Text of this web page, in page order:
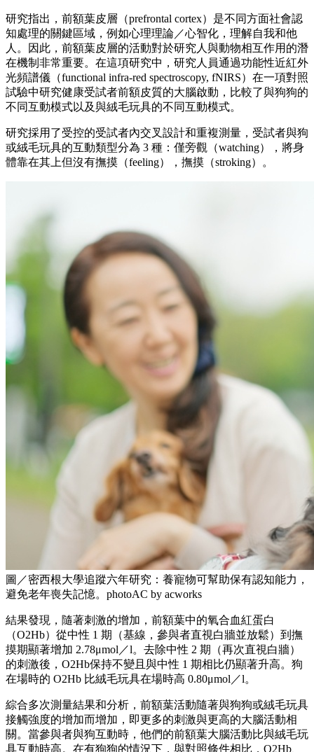
研究指出，前額葉皮層（prefrontal cortex）是不同方面社會認
知處理的關鍵區域，例如心理理論／心智化，理解自我和他
人。因此，前額葉皮層的活動對於研究人與動物相互作用的潛
在機制非常重要。在這項研究中，研究人員通過功能性近紅外
光頻譜儀（functional infra-red spectroscopy, fNIRS）在一項對照
試驗中研究健康受試者前額皮質的大腦啟動，比較了與狗狗的
不同互動模式以及與絨毛玩具的不同互動模式。
研究採用了受控的受試者內交叉設計和重複測量，受試者與狗
或絨毛玩具的互動類型分為 3 種：僅旁觀（watching），將身
體靠在其上但沒有撫摸（feeling），撫摸（stroking）。
圖／密西根大學追蹤六年研究：養寵物可幫助保有認知能力，
避免老年喪失記憶。photoAC by acworks
結果發現，隨著刺激的增加，前額葉中的氧合血紅蛋白
（O2Hb）從中性 1 期（基線，參與者直視白牆並放鬆）到撫
摸期顯著增加 2.78μmol／l。去除中性 2 期（再次直視白牆）
的刺激後，O2Hb保持不變且與中性 1 期相比仍顯著升高。狗
在場時的 O2Hb 比絨毛玩具在場時高 0.80μmol／l。
綜合多次測量結果和分析，前額葉活動隨著與狗狗或絨毛玩具
接觸強度的增加而增加，即更多的刺激與更高的大腦活動相
關。當參與者與狗互動時，他們的前額葉大腦活動比與絨毛玩
具互動時高。在有狗狗的情況下，與對照條件相比，O2Hb、